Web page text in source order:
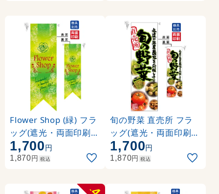
Flower Shop (緑) フラ
ッグ(遮光・両面印刷) (
6072)
1,700円
1,870円 税込
旬の野菜 直売所 フラ
ッグ(遮光・両面印刷) (
61230)
1,700円
1,870円 税込
-